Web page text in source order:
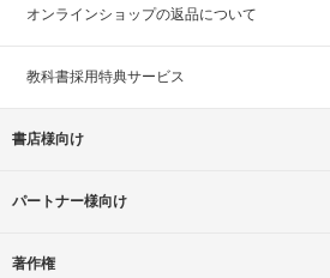
オンラインショップの返品について
教科書採用特典サービス
書店様向け
パートナー様向け
著作権